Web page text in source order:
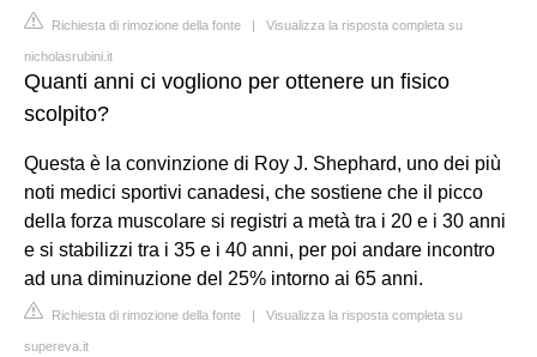
Richiesta di rimozione della fonte | Visualizza la risposta completa su
nicholasrubini.it
Quanti anni ci vogliono per ottenere un fisico
scolpito?
Questa è la convinzione di Roy J. Shephard, uno dei più
noti medici sportivi canadesi, che sostiene che il picco
della forza muscolare si registri a metà tra i 20 e i 30 anni
e si stabilizzi tra i 35 e i 40 anni, per poi andare incontro
ad una diminuzione del 25% intorno ai 65 anni.
Richiesta di rimozione della fonte | Visualizza la risposta completa su
supereva.it